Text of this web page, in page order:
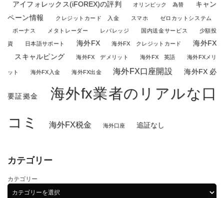
アイフォレックス(iFOREX)の評判 オリンピック 為替
キャン
ペーン情報
クレジットカード 入金 スマホ ゼロカットシステム
ボーナス メタトレーダー レバレッジ 国内送金サービス 少額投
資 日本語サポート 海外FX 海外FX クレジットカード
海外FX
スキャルピング
海外FX デメリット 海外FX 英語 海外FXメリ
ット 海外FX入金 海外FX出金 海外FX口座開設 海外FX 必
要証拠金
海外fx業者のリアルな口
コミ
海外FX税金 海外口座 追証なし
カテゴリー
カテゴリー